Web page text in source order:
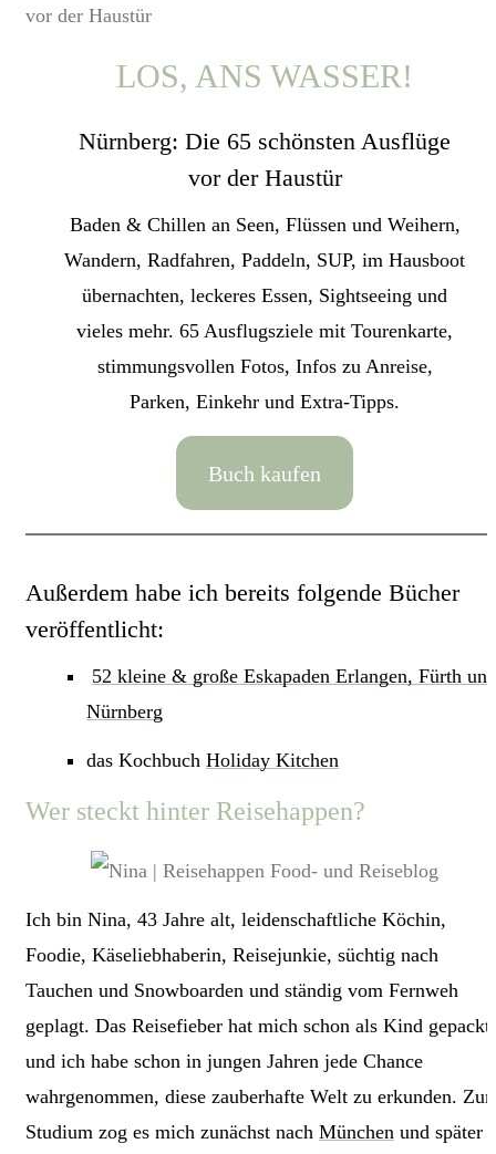
LOS, ANS WASSER!
Nürnberg: Die 65 schönsten Ausflüge
vor der Haustür
Baden & Chillen an Seen, Flüssen und Weihern,
Wandern, Radfahren, Paddeln, SUP, im Hausboot
übernachten, leckeres Essen, Sightseeing und
vieles mehr. 65 Ausflugsziele mit Tourenkarte,
stimmungsvollen Fotos, Infos zu Anreise,
Parken, Einkehr und Extra-Tipps.
Buch kaufen
Außerdem habe ich bereits folgende Bücher
veröffentlicht:
52 kleine & große Eskapaden Erlangen, Fürth und
Nürnberg
das Kochbuch Holiday Kitchen
Wer steckt hinter Reisehappen?
Ich bin Nina, 43 Jahre alt, leidenschaftliche Köchin,
Foodie, Käseliebhaberin, Reisejunkie, süchtig nach
Tauchen und Snowboarden und ständig vom Fernweh
geplagt. Das Reisefieber hat mich schon als Kind gepackt
und ich habe schon in jungen Jahren jede Chance
wahrgenommen, diese zauberhafte Welt zu erkunden.
Studium zog es mich zunächst nach München und später